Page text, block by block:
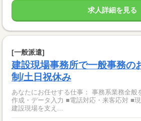
求人詳細を見る
[一般派遣]
建設現場事務所で一般事務の
制/土日祝休み
あなたにお任せする仕事： 事務系業務全般をお
作成・データ入力 ■電話対応・来客応対 ■
建設現場を支え...